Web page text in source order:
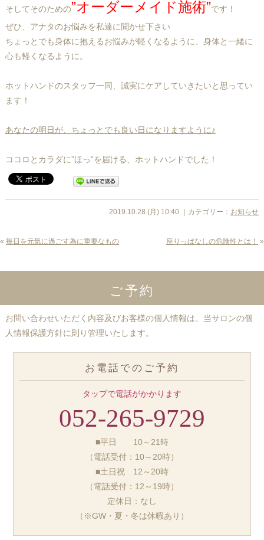
そしてそのための”オーダーメイド施術”です！
ぜひ、アナタのお悩みを私達に聞かせ下さい
ちょっとでも身体に抱えるお悩みが軽くなるように、身体と一緒に
心も軽くなるように。
ホットハンドのスタッフ一同、誠実にケアしていきたいと思ってい
ます！
あなたの明日が、ちょっとでも良い日になりますように♪
ココロとカラダに”ほっ”を届ける、ホットハンドでした！
2019.10.28.(月) 10:40 ｜カテゴリー： お知らせ
« 毎日を元気に過ごす為に重要なもの 座りっぱなしの危険性とは！ »
ご予約
お問い合わせいただく内容及びお客様の個人情報は、当サロンの個
人情報保護方針に則り管理いたします。
お電話でのご予約
タップで電話がかかります
052-265-9729
■平日 10～21時
（電話受付：10～20時）
■土日祝 12～20時
（電話受付：12～19時）
定休日：なし
（※GW・夏・冬は休暇あり）